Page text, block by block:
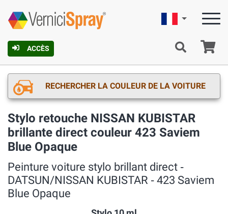
ACCÈS
Française
RECHERCHER LA COULEUR DE LA VOITURE
Stylo retouche NISSAN KUBISTAR
brillante direct couleur 423 Saviem
Blue Opaque
Peinture voiture stylo brillant direct ‐
DATSUN/NISSAN KUBISTAR ‐ 423 Saviem
Blue Opaque